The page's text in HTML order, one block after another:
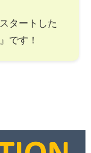
タートした
です！